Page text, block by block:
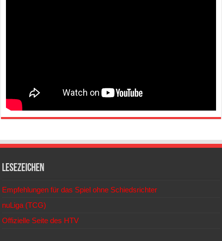
Lesezeichen
Empfehlungen für das Spiel ohne Schiedsrichter
nuLiga (TCG)
Offizielle Seite des HTV